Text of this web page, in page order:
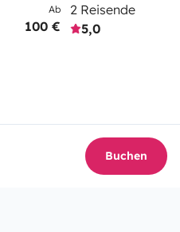
Ab
100 €
2 Reisende
5,0
Buchen